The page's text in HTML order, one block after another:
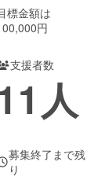
Creation
ュニティ
標金額は
円
支援者数
人
募集終了まで残
り